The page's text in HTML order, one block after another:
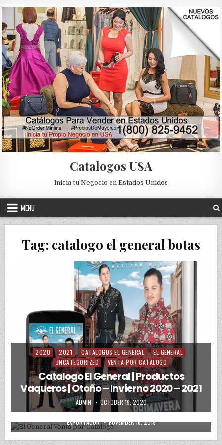
Catalogos USA
Inicia tu Negocio en Estados Unidos
MENU
Tag: catalogo el general botas
Posted in
2020 2021 CATALOGOS EL GENERAL
EL GENERAL
UNCATEGORIZED
VENTA POR CATALOGO
Catalogo El General | Productos
Vaqueros | Otoño – Invierno 2020 – 2021
AUTHOR:
ADMIN PUBLISHED DATE:
OCTOBER 19, 2020
Posted in
2019 2020 CATALOGOS DIGITALES
El General Venta por Catalogo
AUTHOR:
EXPORTADOR PUBLISHED DATE:
NOVEMBER 18, 2019